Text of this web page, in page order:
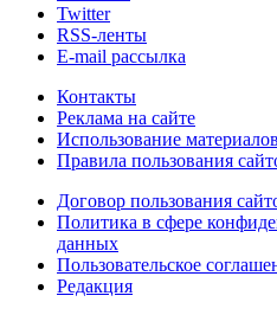
Twitter
RSS-ленты
E-mail рассылка
Контакты
Реклама на сайте
Использование
Правила пользования
Договор пользования
Политика в сфере
данных
Пользовательское
Редакция